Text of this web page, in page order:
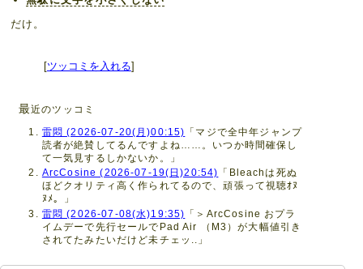
だけ。
[ツッコミを入れる]
最近のツッコミ
雷悶 (2026-07-20(月)00:15)
「マジで全中年ジャンプ
読者が絶賛してるんですよね……。いつか時間確保し
て一気見するしかないか。」
ArcCosine (2026-07-19(日)20:54)
「Bleachは死ぬ
ほどクオリティ高く作られてるので、頑張って視聴ｵﾇ
ﾇﾒ。」
雷悶 (2026-07-08(水)19:35)
「＞ArcCosine おプラ
イムデーで先行セールでPad Air （M3）が大幅値引き
されてたみたいだけど未チェッ..」